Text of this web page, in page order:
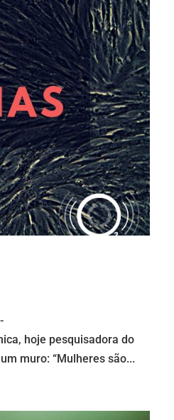
hoje pesquisadora do
muro: “Mulheres são...